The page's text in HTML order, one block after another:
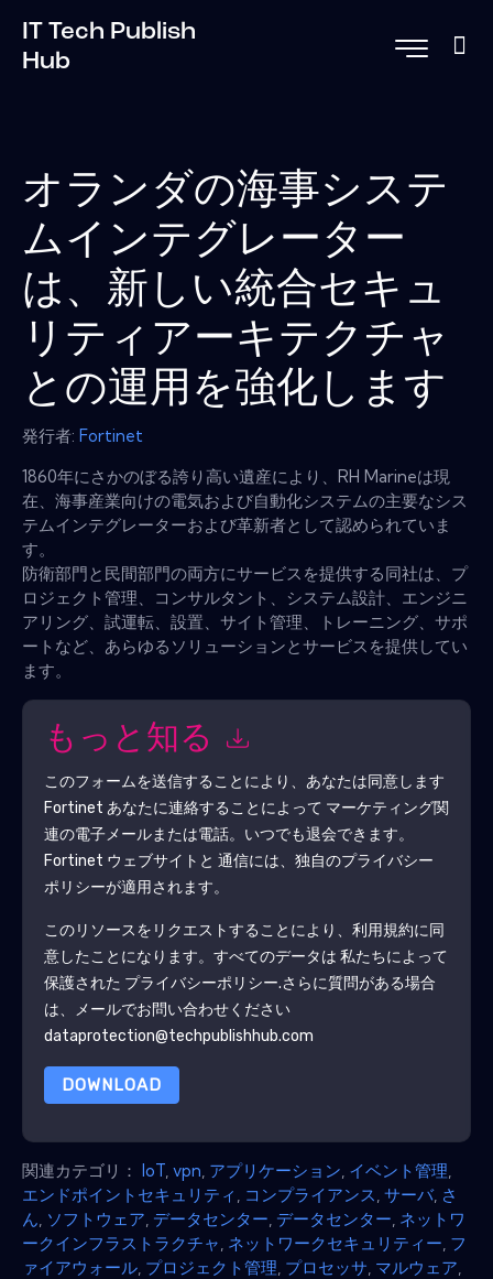
IT Tech Publish
Hub
オランダの海事システ
ムインテグレーター
は、新しい統合セキュ
リティアーキテクチャ
との運用を強化します
発行者: Fortinet
1860年にさかのぼる誇り高い遺産により、RH Marineは現
在、海事産業向けの電気および自動化システムの主要なシス
テムインテグレーターおよび革新者として認められていま
す。
防衛部門と民間部門の両方にサービスを提供する同社は、プ
ロジェクト管理、コンサルタント、システム設計、エンジニ
アリング、試運転、設置、サイト管理、トレーニング、サポ
ートなど、あらゆるソリューションとサービスを提供してい
ます。
もっと知る
このフォームを送信することにより、あなたは同意します
Fortinet あなたに連絡することによって マーケティング関
連の電子メールまたは電話。いつでも退会できます。
Fortinet ウェブサイトと 通信には、独自のプライバシー
ポリシーが適用されます。
このリソースをリクエストすることにより、利用規約に同
意したことになります。すべてのデータは 私たちによって
保護された プライバシーポリシー.さらに質問がある場合
は、メールでお問い合わせください
dataprotection@techpublishhub.com
DOWNLOAD
関連カテゴリ： IoT vpn アプリケーション イベント管理
エンドポイントセキュリティ
コンプライアンス サーバ, さ
ん ソフトウェア データセンター データセンター ネットワ
ークインフラストラクチャ ネットワークセキュリティー フ
ァイアウォール プロジェクト管理 プロセッサ マルウェア